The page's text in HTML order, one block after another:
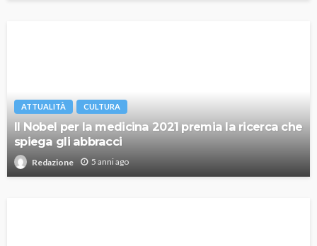
ATTUALITÀ CULTURA
Il Nobel per la medicina 2021 premia la ricerca che
spiega gli abbracci
Redazione 5 anni ago